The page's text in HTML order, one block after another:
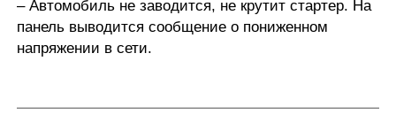
– Автомобиль не заводится, не крутит стартер. На
панель выводится сообщение о пониженном
напряжении в сети.